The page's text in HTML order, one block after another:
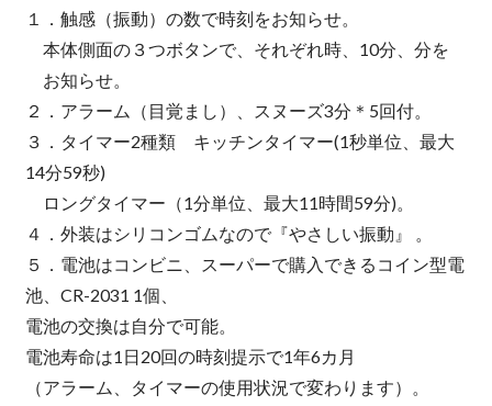
１．触感（振動）の数で時刻をお知らせ。
本体側面の３つボタンで、それぞれ時、10分、分を
お知らせ。
２．アラーム（目覚まし）、スヌーズ3分＊5回付。
３．タイマー2種類 キッチンタイマー(1秒単位、最大
14分59秒)
ロングタイマー（1分単位、最大11時間59分)。
４．外装はシリコンゴムなので『やさしい振動』 。
５．電池はコンビニ、スーパーで購入できるコイン型電
池、CR-2031 1個、
電池の交換は自分で可能。
電池寿命は1日20回の時刻提示で1年6カ月
（アラーム、タイマーの使用状況で変わります）。